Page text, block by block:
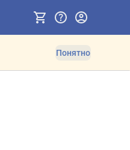
Понятно